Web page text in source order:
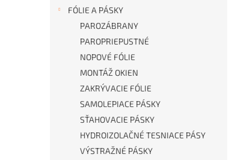
FÓLIE A PÁSKY
PAROZÁBRANY
PAROPRIEPUSTNÉ
NOPOVÉ FÓLIE
MONTÁŽ OKIEN
ZAKRÝVACIE FÓLIE
SAMOLEPIACE PÁSKY
SŤAHOVACIE PÁSKY
HYDROIZOLAČNÉ TESNIACE PÁSY
VÝSTRAŽNÉ PÁSKY